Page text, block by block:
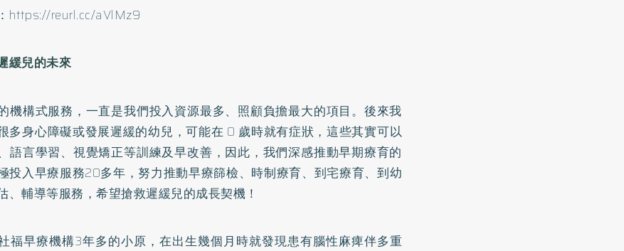
https://reurl.cc/aVlMz9
緩兒的未來
機構式服務，一直是我們投入資源最多、照顧負擔最大的項目。後來我
多身心障礙或發展遲緩的幼兒，可能在 0 歲時就有症狀，這些其實可以
語言學習、視覺矯正等訓練及早改善，因此，我們深感推動早期療育的
投入早療服務20多年，努力推動早療篩檢、時制療育、到宅療育、到幼
、輔導等服務，希望搶救遲緩兒的成長契機！
福早療機構3年多的小原，在出生幾個月時就發現患有腦性麻痺伴多重